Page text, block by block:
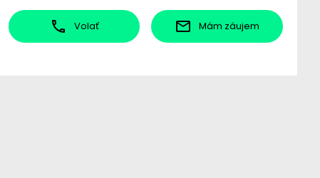
Volať Mám záujem